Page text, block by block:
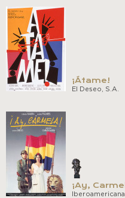
¡Átame!
El Deseo, S.A.
¡Ay,